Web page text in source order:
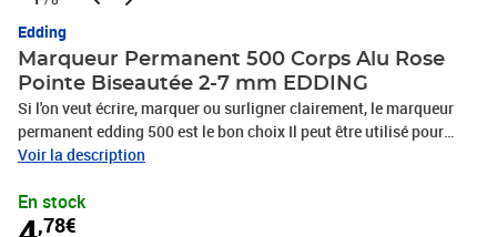
Edding
Marqueur Permanent 500 Corps Alu Rose
Pointe Biseautée 2-7 mm EDDING
Si l'on veut écrire, marquer ou surligner clairement, le marqueur
permanent edding 500 est le bon choix Il peut être utilisé pour
marquer pendant de longues périodes quasiment tout type de
à son corps court, il est facile à manier et à ranger dans une boîte à
outils Ce marqueur permanent est muni d'une robuste pointe
Voir la description
En stock
,78€